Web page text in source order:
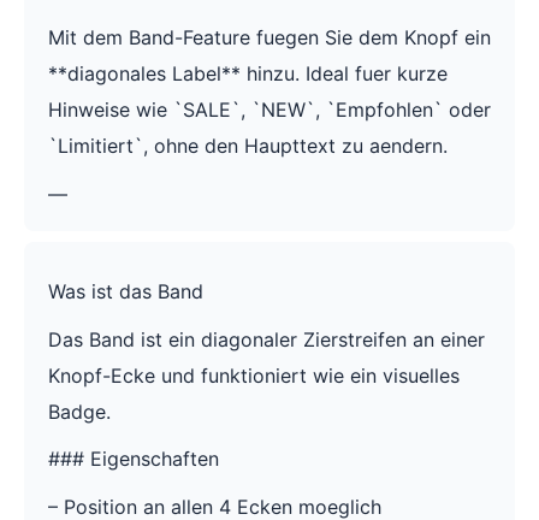
Mit dem Band-Feature fuegen Sie dem Knopf ein
**diagonales Label** hinzu. Ideal fuer kurze
Hinweise wie `SALE`, `NEW`, `Empfohlen` oder
`Limitiert`, ohne den Haupttext zu aendern.
—
Was ist das Band
Das Band ist ein diagonaler Zierstreifen an einer
Knopf-Ecke und funktioniert wie ein visuelles
Badge.
### Eigenschaften
– Position an allen 4 Ecken moeglich